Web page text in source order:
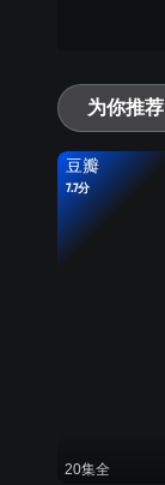
为你推荐
豆瓣
7.7分
20集全